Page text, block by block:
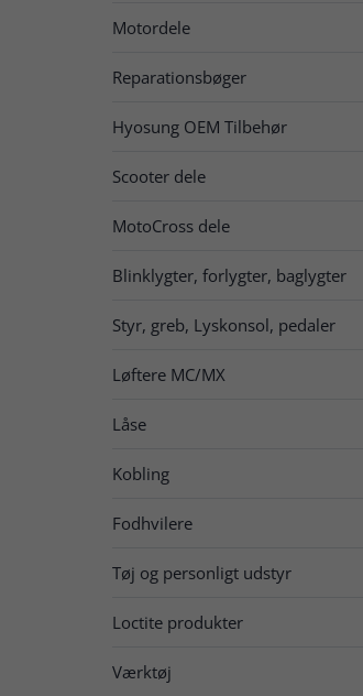
Motordele
Reparationsbøger
Hyosung OEM Tilbehør
Scooter dele
MotoCross dele
Blinklygter, forlygter, baglygter
Styr, greb, Lyskonsol, pedaler
Løftere MC/MX
Låse
Kobling
Fodhvilere
Tøj og personligt udstyr
Loctite produkter
Værktøj